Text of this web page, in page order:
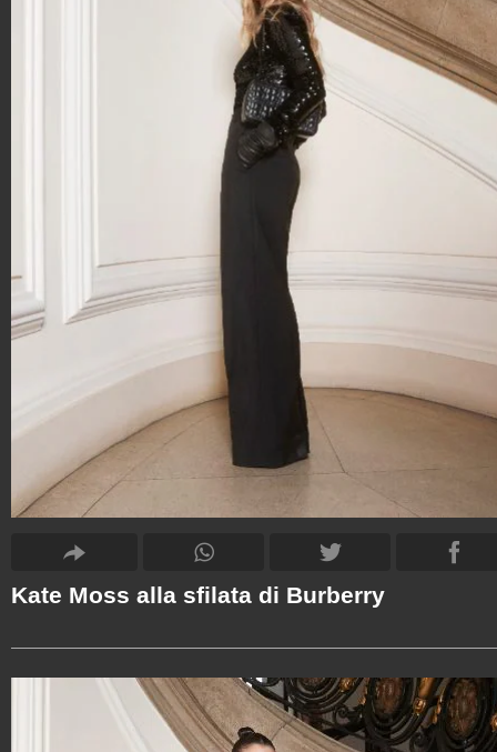
Kate Moss alla sfilata di Burberry